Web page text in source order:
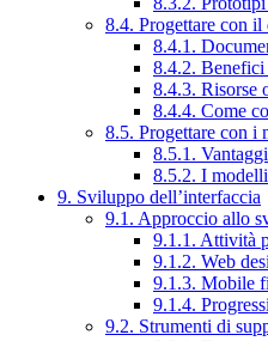
8.4. Progettare con il
8.4.1.
8.4.2. Benefici
8.4.3. Risorse
8.4.4. Come
8.5. Progettare con i
8.5.1.
8.5.2. I
9. Sviluppo dell’interfaccia
9.1. Approccio allo
9.1.1. Attività
9.1.2. Web
9.1.3. Mobile
9.1.4.
9.2. Strumenti di